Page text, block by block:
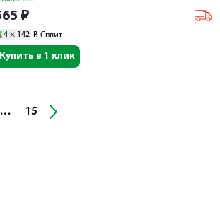
₽
4 × 142 В Сплит
Купить в 1 клик
... 15